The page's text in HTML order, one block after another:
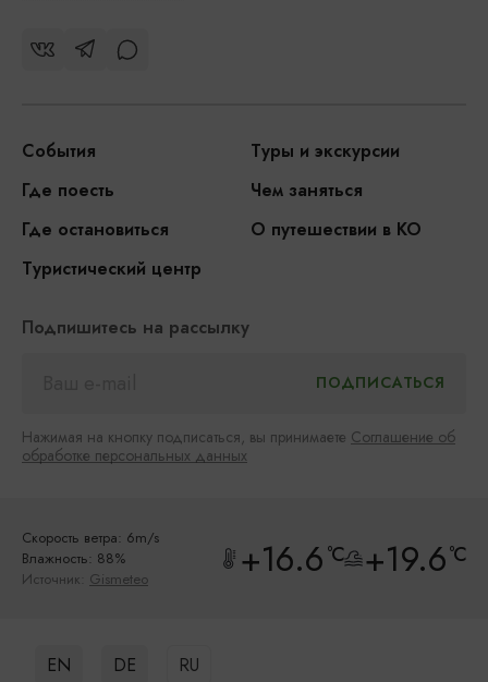
События
Туры и экскурсии
Где поесть
Чем заняться
Где остановиться
О путешествии в КО
Туристический центр
Подпишитесь на рассылку
Нажимая на кнопку подписаться, вы принимаете Соглашение об
обработке персональных данных
Скорость ветра: 6m/s
Влажность: 88%
Источник: Gismeteo +16.6°C +19.6°C
EN DE RU